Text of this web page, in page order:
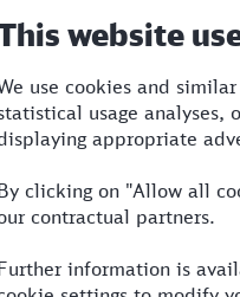
13:11
Unna
10:13
3:52
Unna
4:07